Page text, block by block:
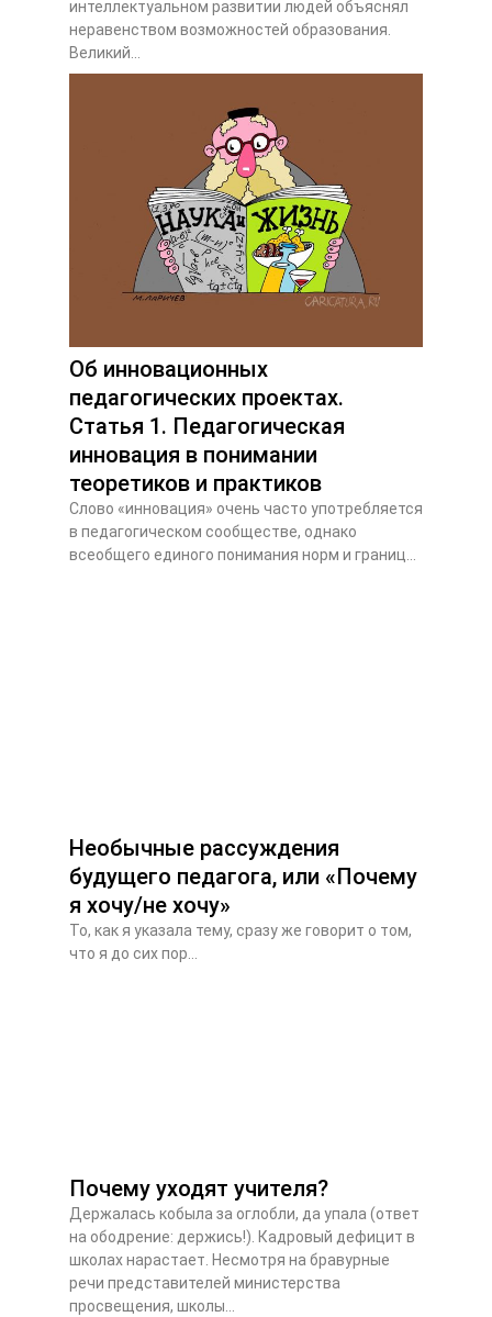
интеллектуальном развитии людей объяснял
неравенством возможностей образования.
Великий...
Об инновационных
педагогических проектах.
Статья 1. Педагогическая
инновация в понимании
теоретиков и практиков
Слово «инновация» очень часто употребляется
в педагогическом сообществе, однако
всеобщего единого понимания норм и границ...
Необычные рассуждения
будущего педагога, или «Почему
я хочу/не хочу»
То, как я указала тему, сразу же говорит о том,
что я до сих пор...
Почему уходят учителя?
Держалась кобыла за оглобли, да упала (ответ
на ободрение: держись!). Кадровый дефицит в
школах нарастает. Несмотря на бравурные
речи представителей министерства
просвещения, школы...